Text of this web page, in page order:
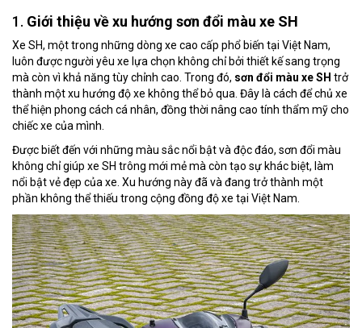
1. Giới thiệu về xu hướng sơn đổi màu xe SH
Xe SH, một trong những dòng xe cao cấp phổ biến tại Việt Nam,
luôn được người yêu xe lựa chọn không chỉ bởi thiết kế sang trọng
mà còn vì khả năng tùy chỉnh cao. Trong đó, sơn đổi màu xe SH trở
thành một xu hướng độ xe không thể bỏ qua. Đây là cách để chủ xe
thể hiện phong cách cá nhân, đồng thời nâng cao tính thẩm mỹ cho
chiếc xe của mình.
Được biết đến với những màu sắc nổi bật và độc đáo, sơn đổi màu
không chỉ giúp xe SH trông mới mẻ mà còn tạo sự khác biệt, làm
nổi bật vẻ đẹp của xe. Xu hướng này đã và đang trở thành một
phần không thể thiếu trong cộng đồng độ xe tại Việt Nam.